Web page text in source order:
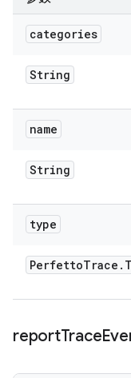
categories
String
name
String
type
PerfettoTrace .
reportTrace